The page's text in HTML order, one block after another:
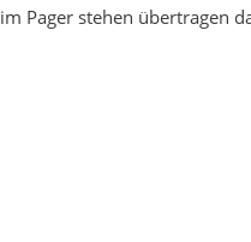
Pager stehen übertragen